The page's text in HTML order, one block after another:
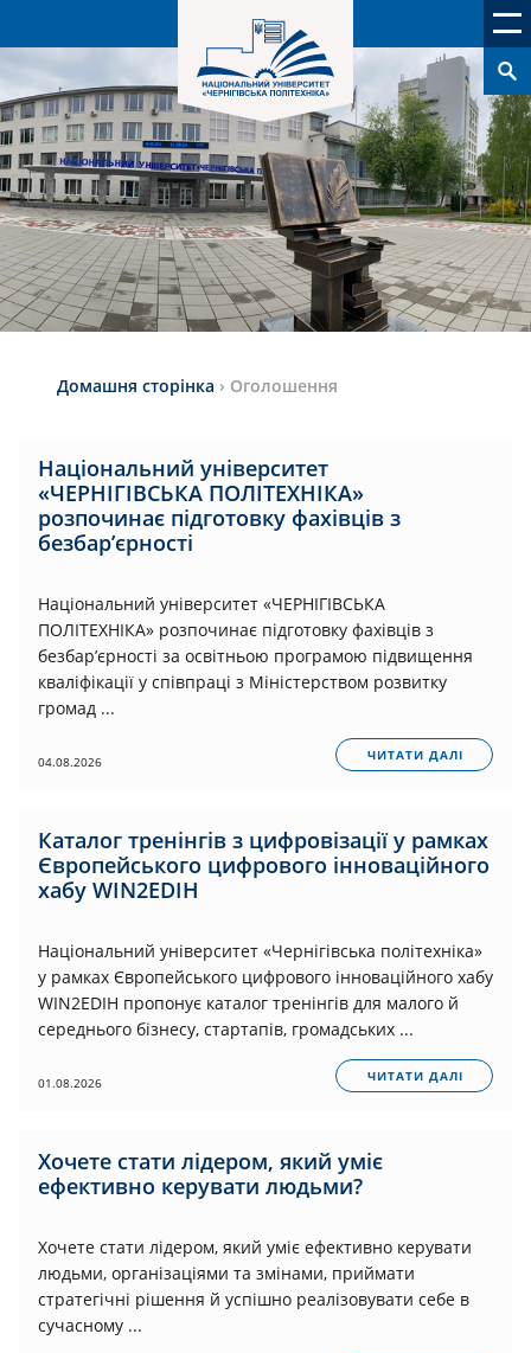
Домашня сторінка › Оголошення
Національний університет
«ЧЕРНІГІВСЬКА ПОЛІТЕХНІКА»
розпочинає підготовку фахівців з
безбар’єрності
Національний університет «ЧЕРНІГІВСЬКА
ПОЛІТЕХНІКА» розпочинає підготовку фахівців з
безбар’єрності за освітньою програмою підвищення
кваліфікації у співпраці з Міністерством розвитку
громад ...
04.08.2026 ЧИТАТИ ДАЛІ
Каталог тренінгів з цифровізації у рамках
Європейського цифрового інноваційного
хабу WIN2EDIH
Національний університет «Чернігівська політехніка»
у рамках Європейського цифрового інноваційного хабу
WIN2EDIH пропонує каталог тренінгів для малого й
середнього бізнесу, стартапів, громадських ...
01.08.2026 ЧИТАТИ ДАЛІ
Хочете стати лідером, який уміє
ефективно керувати людьми?
Хочете стати лідером, який уміє ефективно керувати
людьми, організаціями та змінами, приймати
стратегічні рішення й успішно реалізовувати себе в
сучасному ...